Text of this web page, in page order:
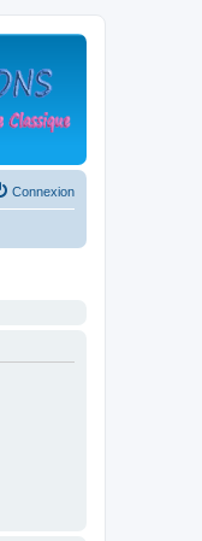
Connexion